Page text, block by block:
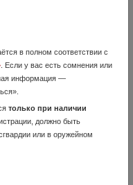
AM06-35 LRF
Тепловизионный
не пользовался.
в полном соответствии с
. Если у вас есть сомнения или
информация —
только при наличии
должно быть
или в оружейном